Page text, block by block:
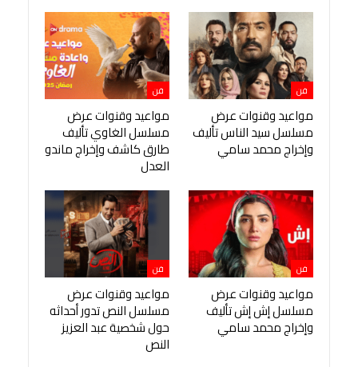
فن
مواعيد وقنوات عرض
مسلسل سيد الناس تأليف
وإخراج محمد سامي
فن
مواعيد وقنوات عرض
مسلسل الغاوي تأليف
طارق كاشف وإخراج ماندو
العدل
فن
مواعيد وقنوات عرض
مسلسل إش إش تأليف
وإخراج محمد سامي
فن
مواعيد وقنوات عرض
مسلسل النص تدور أحداثه
حول شخصية عبد العزيز
النص